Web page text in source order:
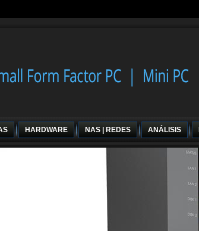
HARDWARE NAS | REDES ANÁLISIS